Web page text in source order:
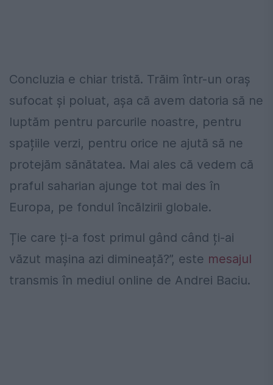
Concluzia e chiar tristă. Trăim într-un oraș
sufocat și poluat, așa că avem datoria să ne
luptăm pentru parcurile noastre, pentru
spațiile verzi, pentru orice ne ajută să ne
protejăm sănătatea. Mai ales că vedem că
praful saharian ajunge tot mai des în
Europa, pe fondul încălzirii globale.
Ție care ți-a fost primul gând când ți-ai
văzut mașina azi dimineață?”, este mesajul
transmis în mediul online de Andrei Baciu.